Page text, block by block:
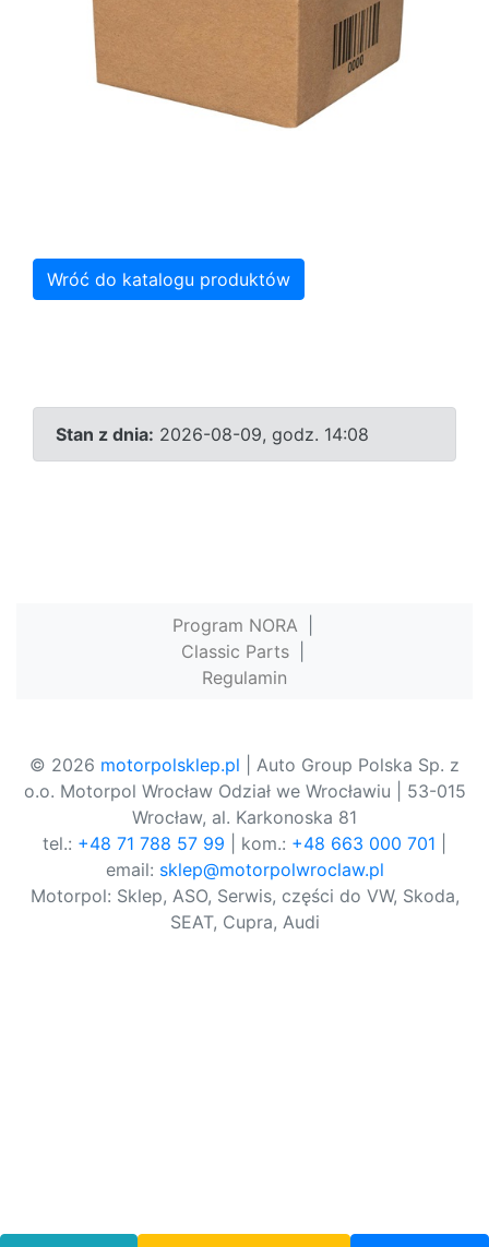
Wróć do katalogu produktów
Stan z dnia: 2026-08-09, godz. 14:08
Program NORA
Classic Parts
Regulamin
© 2026 motorpolsklep.pl | Auto Group Polska Sp. z
o.o. Motorpol Wrocław Odział we Wrocławiu | 53-015
Wrocław, al. Karkonoska 81
tel.: +48 71 788 57 99 | kom.: +48 663 000 701
email: sklep@motorpolwroclaw.pl
Motorpol: Sklep, ASO, Serwis, części do VW, Skoda,
SEAT, Cupra, Audi